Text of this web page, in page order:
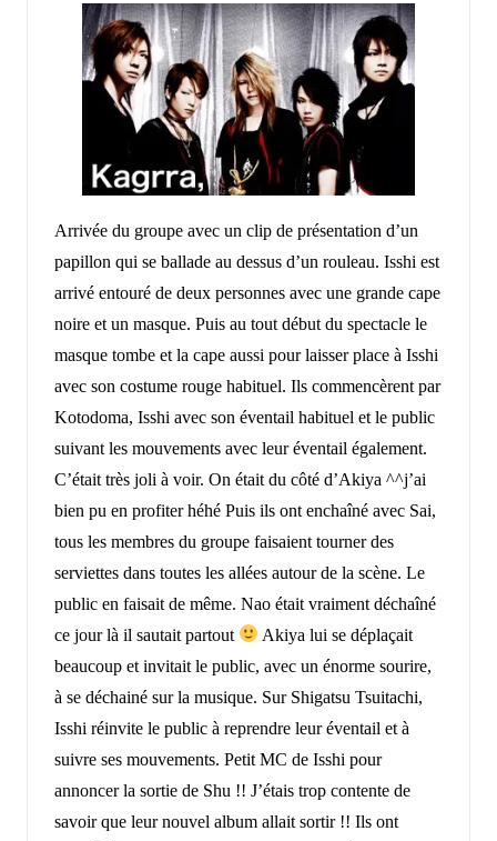
Arrivée du groupe avec un clip de présentation d’un
papillon qui se ballade au dessus d’un rouleau. Isshi est
arrivé entouré de deux personnes avec une grande cape
noire et un masque. Puis au tout début du spectacle le
masque tombe et la cape aussi pour laisser place à Isshi
avec son costume rouge habituel. Ils commencèrent par
Kotodoma, Isshi avec son éventail habituel et le public
suivant les mouvements avec leur éventail également.
C’était très joli à voir. On était du côté d’Akiya ^^j’ai
bien pu en profiter héhé Puis ils ont enchaîné avec Sai,
tous les membres du groupe faisaient tourner des
serviettes dans toutes les allées autour de la scène. Le
public en faisait de même. Nao était vraiment déchaîné
ce jour là il sautait partout
Akiya lui se déplaçait
beaucoup et invitait le public, avec un énorme sourire,
à se déchainé sur la musique. Sur Shigatsu Tsuitachi,
Isshi réinvite le public à reprendre leur éventail et à
suivre ses mouvements. Petit MC de Isshi pour
annoncer la sortie de Shu !! J’étais trop contente de
savoir que leur nouvel album allait sortir !! Ils ont